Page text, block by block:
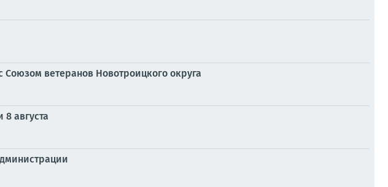
ветеранов Новотроицкого округа
августа